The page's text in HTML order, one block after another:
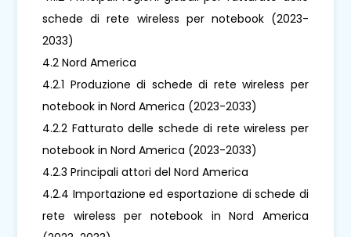
schede di rete wireless per notebook (2023-
2033)
4.2 Nord America
4.2.1 Produzione di schede di rete wireless per
notebook in Nord America (2023-2033)
4.2.2 Fatturato delle schede di rete wireless per
notebook in Nord America (2023-2033)
4.2.3 Principali attori del Nord America
4.2.4 Importazione ed esportazione di schede di
rete wireless per notebook in Nord America